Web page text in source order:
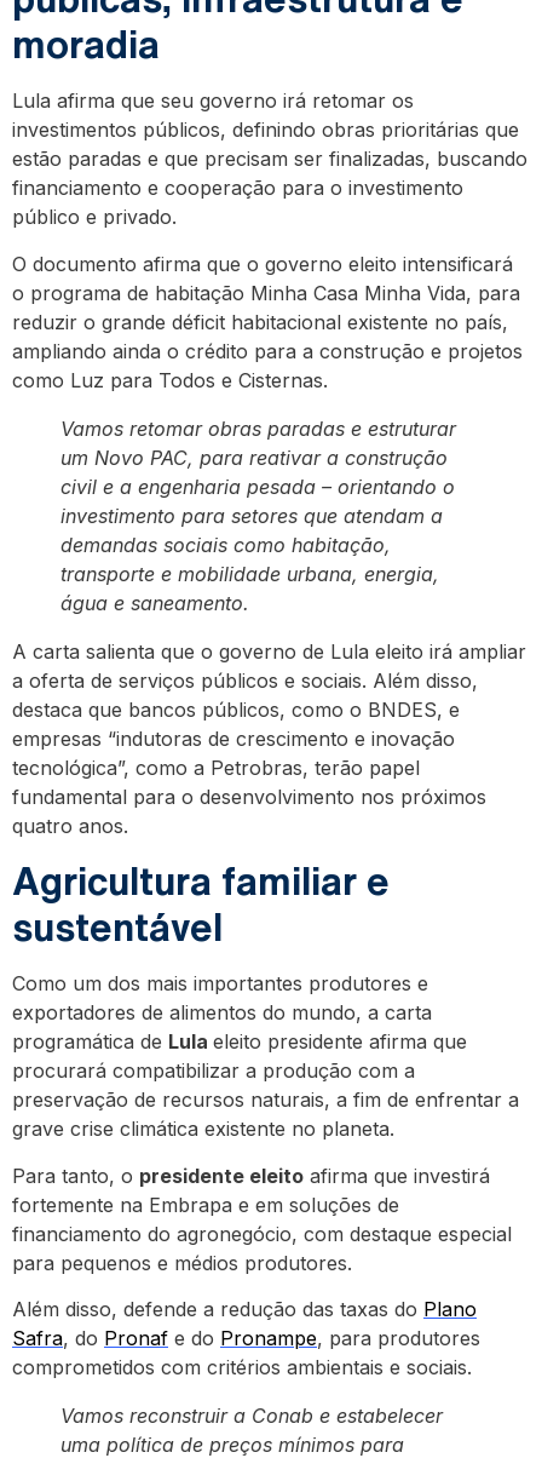
moradia
Lula afirma que seu governo irá retomar os
investimentos públicos, definindo obras prioritárias que
estão paradas e que precisam ser finalizadas, buscando
financiamento e cooperação para o investimento
público e privado.
O documento afirma que o governo eleito intensificará
o programa de habitação Minha Casa Minha Vida, para
reduzir o grande déficit habitacional existente no país,
ampliando ainda o crédito para a construção e projetos
como Luz para Todos e Cisternas.
Vamos retomar obras paradas e estruturar
um Novo PAC, para reativar a construção
civil e a engenharia pesada – orientando o
investimento para setores que atendam a
demandas sociais como habitação,
transporte e mobilidade urbana, energia,
água e saneamento.
A carta salienta que o governo de Lula eleito irá ampliar
a oferta de serviços públicos e sociais. Além disso,
destaca que bancos públicos, como o BNDES, e
empresas “indutoras de crescimento e inovação
tecnológica”, como a Petrobras, terão papel
fundamental para o desenvolvimento nos próximos
quatro anos.
Agricultura familiar e
sustentável
Como um dos mais importantes produtores e
exportadores de alimentos do mundo, a carta
programática de Lula eleito presidente afirma que
procurará compatibilizar a produção com a
preservação de recursos naturais, a fim de enfrentar a
grave crise climática existente no planeta.
Para tanto, o presidente eleito afirma que investirá
fortemente na Embrapa e em soluções de
financiamento do agronegócio, com destaque especial
para pequenos e médios produtores.
Além disso, defende a redução das taxas do Plano
Safra, do Pronaf e do Pronampe, para produtores
comprometidos com critérios ambientais e sociais.
Vamos reconstruir a Conab e estabelecer
uma política de preços mínimos para